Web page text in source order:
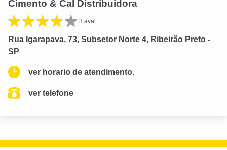
Cimento & Cal Distribuidora
3 aval.
Rua Igarapava, 73, Subsetor Norte 4, Ribeirão Preto -
SP
ver horario de atendimento.
ver telefone